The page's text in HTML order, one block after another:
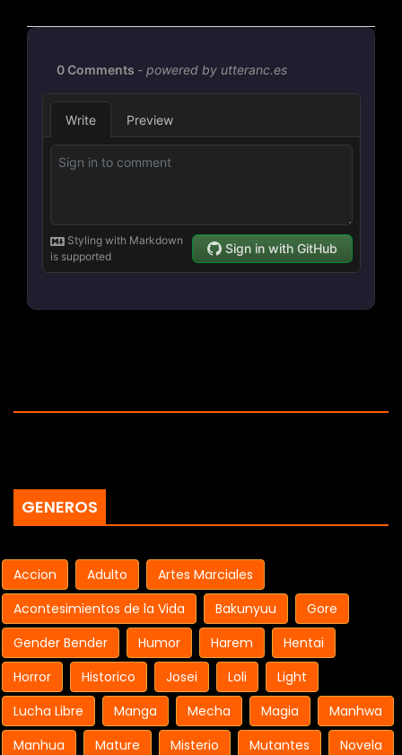
GENEROS
Accion Adulto
Artes Marciales
Acontesimientos de la Vida
Bakunyuu
Gore
Gender Bender
Humor Harem
Hentai
Horror
Historico Josei Loli
Light
Lucha Libre
Manga Mecha Magia
Manhwa
Manhua
Mature Misterio Mutantes
Novela